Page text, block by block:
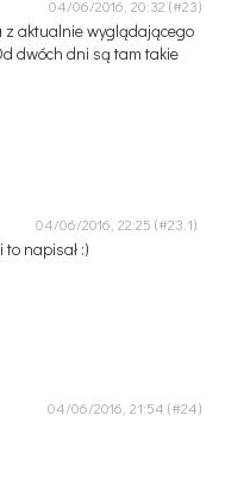
04/06/2016, 20:32
z aktualnie wyglądającego
dwóch dni są tam takie
04/06/2016, 22:25
napisał :)
04/06/2016, 21:54